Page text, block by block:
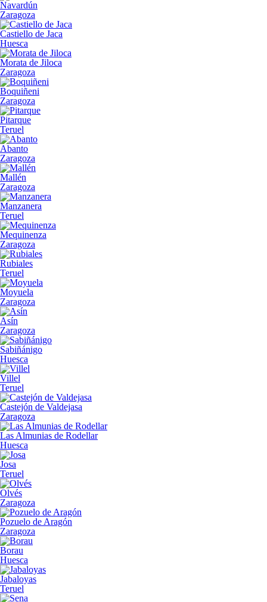
Navardún
Zaragoza
Castiello de Jaca
Huesca
Morata de Jiloca
Zaragoza
Boquiñeni
Zaragoza
Pitarque
Teruel
Abanto
Zaragoza
Mallén
Zaragoza
Manzanera
Teruel
Mequinenza
Zaragoza
Rubiales
Teruel
Moyuela
Zaragoza
Asín
Zaragoza
Sabiñánigo
Huesca
Villel
Teruel
Castejón de Valdejasa
Zaragoza
Las Almunias de Rodellar
Huesca
Josa
Teruel
Olvés
Zaragoza
Pozuelo de Aragón
Zaragoza
Borau
Huesca
Jabaloyas
Teruel